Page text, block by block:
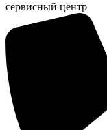
сервисный центр